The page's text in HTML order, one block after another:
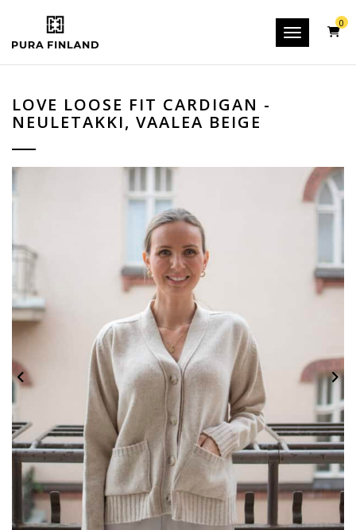
Toggle
0
LOVE LOOSE FIT CARDIGAN -
NEULETAKKI, VAALEA BEIGE